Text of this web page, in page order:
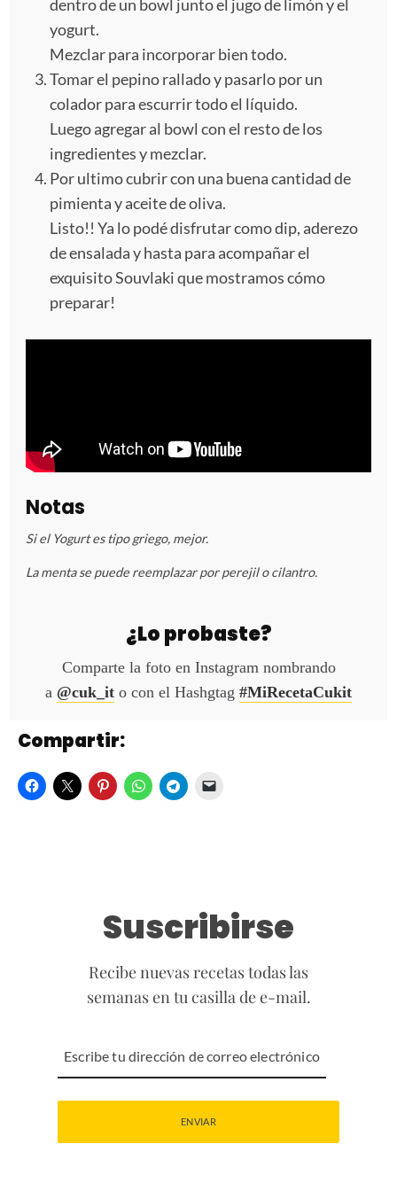
dentro de un bowl junto el jugo de limón y el
yogurt.
Mezclar para incorporar bien todo.
Tomar el pepino rallado y pasarlo por un
colador para escurrir todo el líquido.
Luego agregar al bowl con el resto de los
ingredientes y mezclar.
Por ultimo cubrir con una buena cantidad de
pimienta y aceite de oliva.
Listo!! Ya lo podé disfrutar como dip, aderezo
de ensalada y hasta para acompañar el
exquisito Souvlaki que mostramos cómo
preparar!
Notas
Si el Yogurt es tipo griego, mejor.
La menta se puede reemplazar por perejil o cilantro.
¿Lo probaste?
Comparte la foto en Instagram nombrando
a @cuk_it o con el Hashgtag #MiRecetaCukit
Compartir:
Suscribirse
Recibe nuevas recetas todas las
semanas en tu casilla de e-mail.